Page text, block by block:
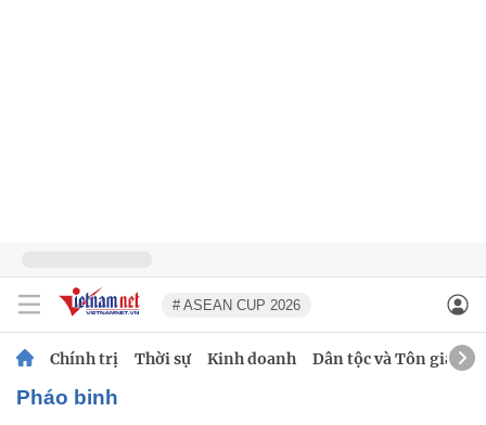
# ASEAN CUP 2026
Chính trị Thời sự Kinh doanh Dân tộc và Tôn giáo
Pháo binh